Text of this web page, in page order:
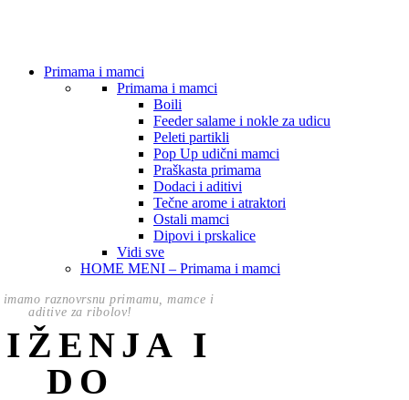
Primama i mamci
Primama i mamci
Boili
Feeder salame i nokle za udicu
Peleti partikli
Pop Up udični mamci
Praškasta primama
Dodaci i aditivi
Tečne arome i atraktori
Ostali mamci
Dipovi i prskalice
Vidi sve
HOME MENI – Primama i mamci
raznovrsnu primamu, mamce i
aditive za ribolov!
I
DO